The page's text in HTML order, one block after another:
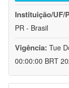
Instituição/UF/
PR - Brasil
Vigência: Tue
00:00:00 BRT